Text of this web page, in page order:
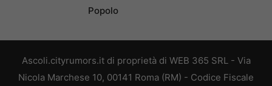
Popolo
Ascoli.cityrumors.it di proprietà di WEB 365 SRL - Via
Nicola Marchese 10, 00141 Roma (RM) - Codice Fiscale